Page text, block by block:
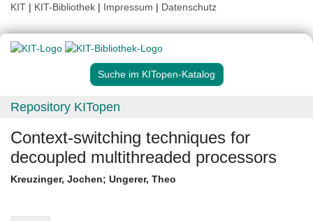
KIT | KIT-Bibliothek | Impressum | Datenschutz
Suche im KITopen-Katalog
Repository KITopen
Context-switching techniques for
decoupled multithreaded processors
Kreuzinger, Jochen; Ungerer, Theo